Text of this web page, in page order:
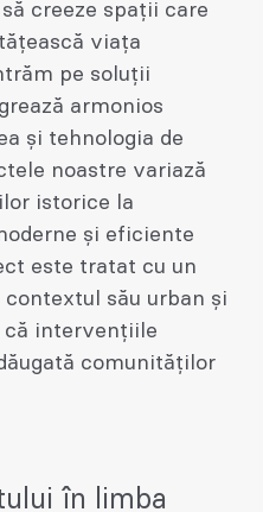
creeze spații care
viața
pe soluții
armonios
și tehnologia de
noastre variază
istorice la
și eficiente
este tratat cu un
său urban și
că intervențiile
comunităților
în limba